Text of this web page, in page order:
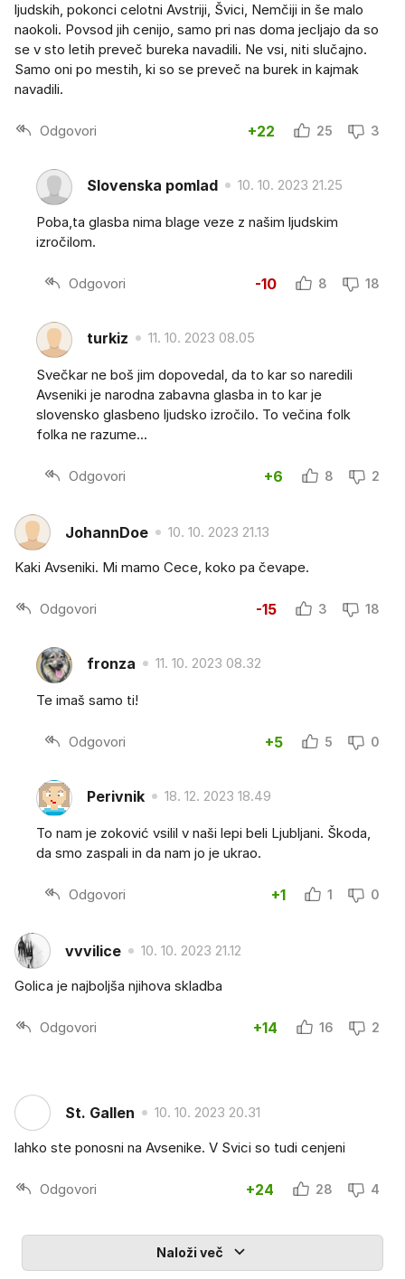
ljudskih, pokonci celotni Avstriji, Švici, Nemčiji in še malo
naokoli. Povsod jih cenijo, samo pri nas doma jecljajo da so
se v sto letih preveč bureka navadili. Ne vsi, niti slučajno.
Samo oni po mestih, ki so se preveč na burek in kajmak
navadili.
Odgovori +22 25 3
Slovenska pomlad 10. 10. 2023 21.25
Poba,ta glasba nima blage veze z našim ljudskim
izročilom.
Odgovori -10 8 18
turkiz 11. 10. 2023 08.05
Svečkar ne boš jim dopovedal, da to kar so naredili
Avseniki je narodna zabavna glasba in to kar je
slovensko glasbeno ljudsko izročilo. To večina folk
folka ne razume...
Odgovori +6 8 2
JohannDoe 10. 10. 2023 21.13
Kaki Avseniki. Mi mamo Cece, koko pa čevape.
Odgovori -15 3 18
fronza 11. 10. 2023 08.32
Te imaš samo ti!
Odgovori +5 5 0
Perivnik 18. 12. 2023 18.49
To nam je zoković vsilil v naši lepi beli Ljubljani. Škoda,
da smo zaspali in da nam jo je ukrao.
Odgovori +1 1 0
vvvilice 10. 10. 2023 21.12
Golica je najboljša njihova skladba
Odgovori +14 16 2
St. Gallen 10. 10. 2023 20.31
lahko ste ponosni na Avsenike. V Svici so tudi cenjeni
Odgovori +24 28 4
Naloži več